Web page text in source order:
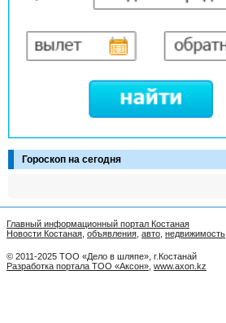
Гороскоп на сегодня
Главный информационный портал Костаная
Новости Костаная объявления авто недвижимость
© 2011-2025 ТОО «Дело в шляпе», г.Костанай
Разработка портала ТОО «Аксон» www.axon.kz